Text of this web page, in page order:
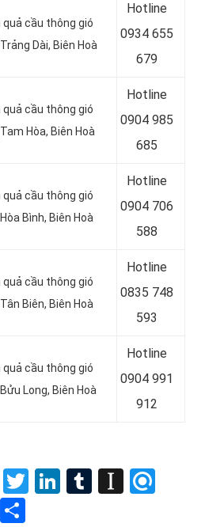
cầu thông gió
Dài, Biên Hoà
Hotline
0934 655
679
cầu thông gió
Hòa, Biên Hoà
Hotline
0904 985
685
cầu thông gió
Bình, Biên Hoà
Hotline
0904 706
588
cầu thông gió
Biên, Biên Hoà
Hotline
0835 748
593
cầu thông gió
Long, Biên Hoà
Hotline
0904 991
912
Facebook
TwitterLinkedIn
Tumblr
Pinterest